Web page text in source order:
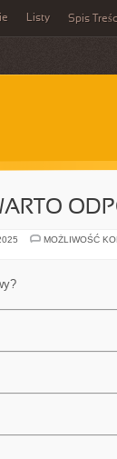
Listy Spis
MOŻLIWOŚĆ